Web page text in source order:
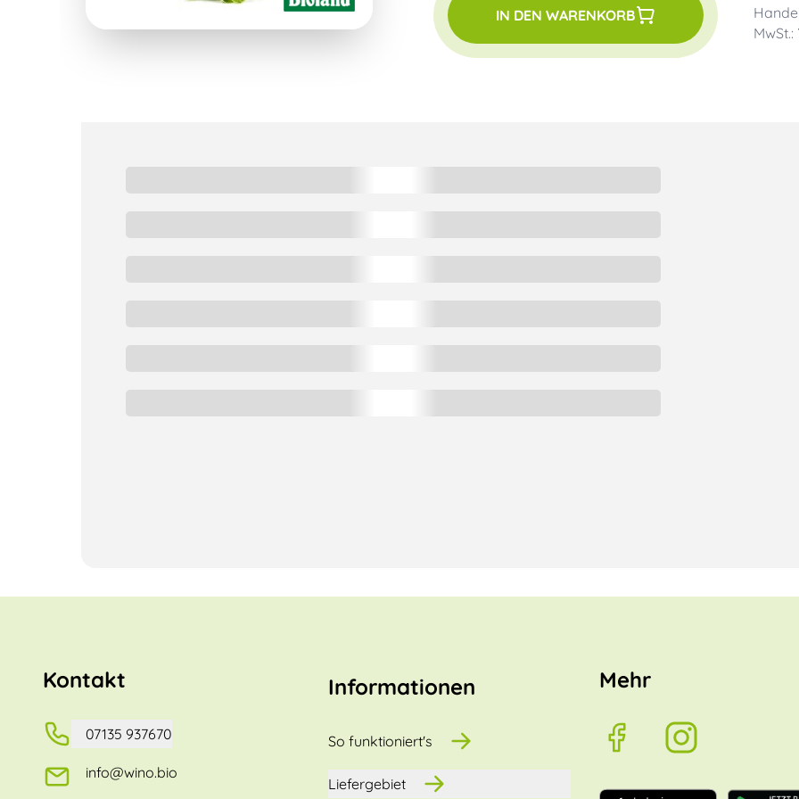
MwSt.:
IN DEN WARENKORB
Kontakt
07135 937670
info@wino.bio
Informationen
So funktioniert's
Liefergebiet
Mehr